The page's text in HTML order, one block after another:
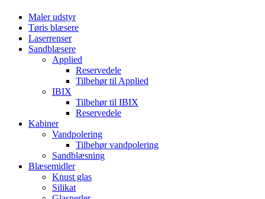
Maler udstyr
Tøris blæsere
Laserrenser
Sandblæsere
Applied
Reservedele
Tilbehør til Applied
IBIX
Tilbehør til IBIX
Reservedele
Kabiner
Vandpolering
Tilbehør vandpolering
Sandblæsning
Blæsemidler
Knust glas
Silikat